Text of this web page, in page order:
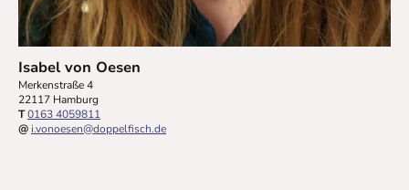
Isabel von Oesen
Merkenstraße 4
22117 Hamburg
T0163 4059811
@ i.vonoesen@doppelfisch.de